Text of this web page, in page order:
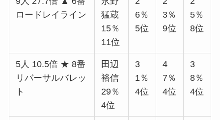
ロードレイライン
猛蔵
15％
11位
6％
5位
3％
9位
5％
8位
5人 10.5倍 ★ 8番
リバーサルバレッ
ト
田辺
裕信
29％
4位
3
1％
4位
4
7％
4位
3
8％
4位